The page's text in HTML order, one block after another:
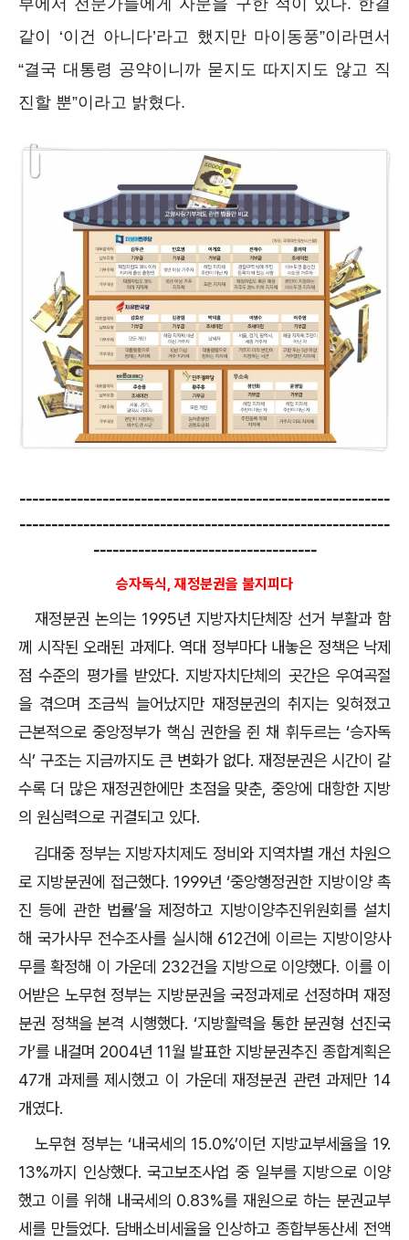
같이 ‘이건 아니다’라고 했지만 마이동풍”이라면서
“결국 대통령 공약이니까 묻지도 따지지도 않고 직
진할 뿐”이라고 밝혔다.
----------------------------------------------------------
----------------------------------------------------------
-----------------------------------
승자독식, 재정분권을 불지피다
재정분권 논의는 1995년 지방자치단체장 선거 부활과 함
께 시작된 오래된 과제다. 역대 정부마다 내놓은 정책은 낙제
점 수준의 평가를 받았다. 지방자치단체의 곳간은 우여곡절
을 겪으며 조금씩 늘어났지만 재정분권의 취지는 잊혀졌고
근본적으로 중앙정부가 핵심 권한을 쥔 채 휘두르는 ‘승자독
식’ 구조는 지금까지도 큰 변화가 없다. 재정분권은 시간이 갈
수록 더 많은 재정권한에만 초점을 맞춘, 중앙에 대항한 지방
의 원심력으로 귀결되고 있다.
김대중 정부는 지방자치제도 정비와 지역차별 개선 차원으
로 지방분권에 접근했다. 1999년 ‘중앙행정권한 지방이양 촉
진 등에 관한 법률’을 제정하고 지방이양추진위원회를 설치
해 국가사무 전수조사를 실시해 612건에 이르는 지방이양사
무를 확정해 이 가운데 232건을 지방으로 이양했다. 이를 이
어받은 노무현 정부는 지방분권을 국정과제로 선정하며 재정
분권 정책을 본격 시행했다. ‘지방활력을 통한 분권형 선진국
가’를 내걸며 2004년 11월 발표한 지방분권추진 종합계획은
47개 과제를 제시했고 이 가운데 재정분권 관련 과제만 14
개였다.
노무현 정부는 ‘내국세의 15.0%’이던 지방교부세율을 19.
13%까지 인상했다. 국고보조사업 중 일부를 지방으로 이양
했고 이를 위해 내국세의 0.83%를 재원으로 하는 분권교부
세를 만들었다. 담배소비세율을 인상하고 종합부동산세 전액